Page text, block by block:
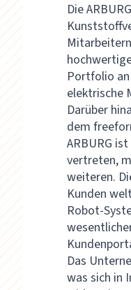
Die
Portfolio
elektrische
Darüber
dem
ARBURG
vertreten,
weiteren.
Kunden
Robot-
Das
was sich in